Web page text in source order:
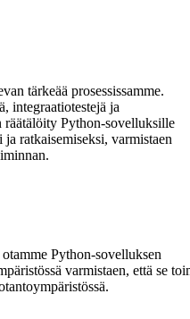
tärkeää prosessissamme.
integraatiotestejä ja
räätälöity Python-sovelluksille
ratkaisemiseksi, varmistaen
Python-sovelluksen
varmistaen, että se